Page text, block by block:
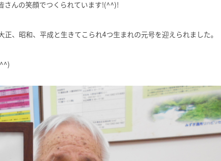
さんの笑顔でつくられています!(^^)!
、昭和、平成と生きてこられ4つ生まれの元号を迎えられました。